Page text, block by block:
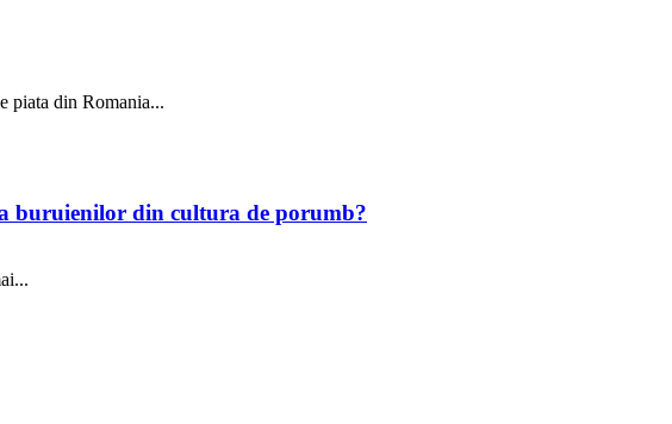
piata din Romania...
buruienilor din cultura de porumb?